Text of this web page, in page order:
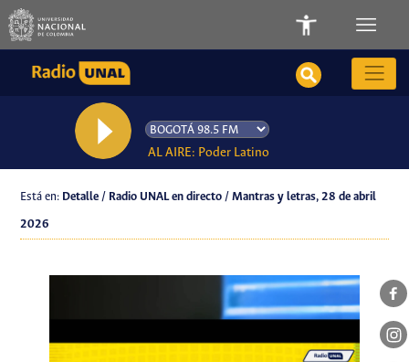
AL AIRE: Poder Latino
Está en: Detalle / Radio UNAL en directo / Mantras y letras, 28 de abril
2026